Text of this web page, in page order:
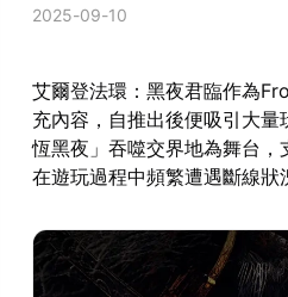
2025-09-10
艾爾登法環：黑夜君臨作為
充內容，自推出後便吸引大
恆黑夜」吞噬交界地為舞台
在遊玩過程中頻繁遭遇斷線狀